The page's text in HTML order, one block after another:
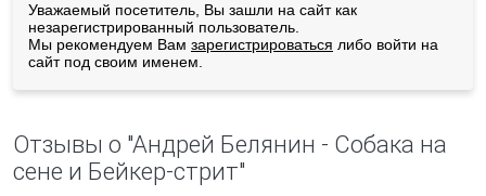
Уважаемый посетитель, Вы зашли на сайт как
незарегистрированный пользователь.
Мы рекомендуем Вам зарегистрироваться либо войти на
сайт под своим именем.
Отзывы о "Андрей Белянин - Собака на
сене и Бейкер-стрит"